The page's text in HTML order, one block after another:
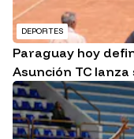
DEPORTES
Paraguay hoy
Asunción TC